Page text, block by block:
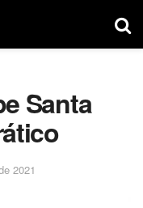
Santa
2021